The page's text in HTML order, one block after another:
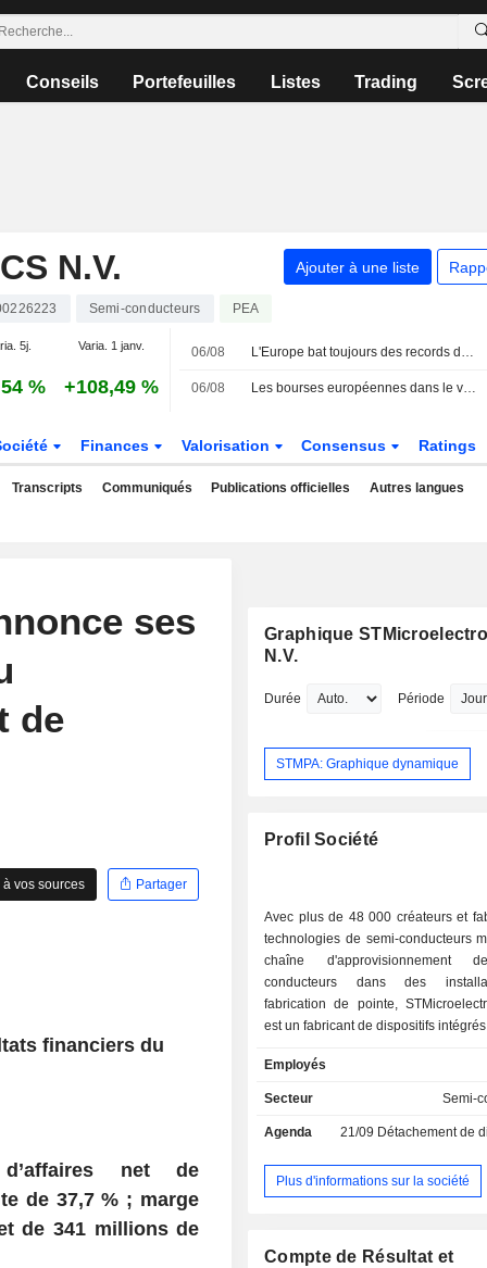
Conseils Portefeuilles Listes Trading
N.V. Ajouter à une liste
Semi-conducteurs PEA
5j. Varia. 1 janv.
% +108,49 %
06/08 L'Europe bat toujours des records dans l'espoir d'un accord
06/08 Les bourses européennes dans le vert, Banco BPM en tête du MIB
Finances Valorisation Consensus Ratings
Transcripts Communiqués Publications officielles Autres langues
ses
de
vos sources Partager
financiers du
net de
de 37,7 % ; marge
de 341 millions de
Graphique
N.V.
Durée Période
STMPA: Graphique dynamique
Profil Société
Avec plus de 48 000 créateurs et
technologies de semi-conducteurs
chaîne d'approvisionnement
conducteurs dans des
fabrication de pointe,
est un fabricant de dispositifs
partenaires pour concevoir et
produits, des solutions et des
qu'à la nécessité de soutenir un
une mobilité plus intelligente, une
efficace de la puissance et de
Employés
Secteur Semi-
Agenda 21/09 Détachement de
Plus d'informations sur la société
Compte de Résultat et